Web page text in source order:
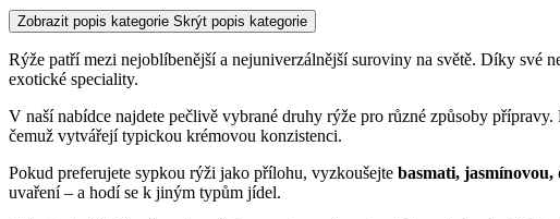
Zobrazit popis kategorie Skrýt popis kategorie
Rýže patří mezi nejoblíbenější a nejuniverzálnější suroviny na světě. Díky své
exotické speciality.
V naší nabídce najdete pečlivě vybrané druhy rýže pro různé způsoby
čemuž vytvářejí typickou krémovou konzistenci.
Pokud preferujete sypkou rýži jako přílohu, vyzkoušejte basmati,
uvaření – a hodí se k jiným typům jídel.